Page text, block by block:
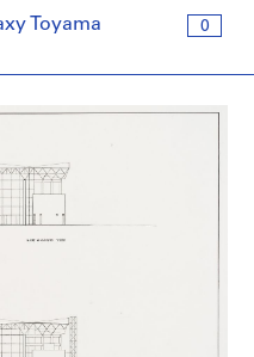
0
Toyama